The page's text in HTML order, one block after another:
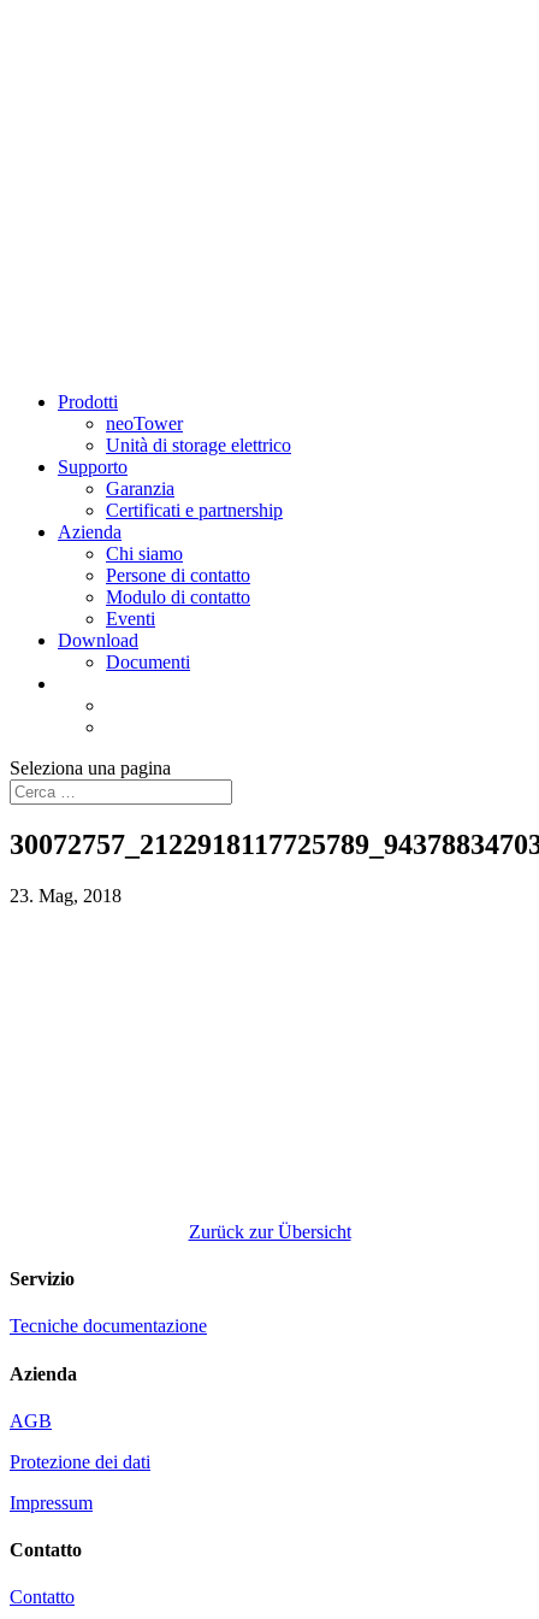
Prodotti
neoTower
Unità di storage elettrico
Supporto
Garanzia
Certificati e partnership
Azienda
Chi siamo
Persone di contatto
Modulo di contatto
Eventi
Download
Documenti
Seleziona una pagina
23. Mag, 2018
Zurück zur Übersicht
Servizio
Tecniche documentazione
Azienda
AGB
Protezione dei dati
Impressum
Contatto
Contatto